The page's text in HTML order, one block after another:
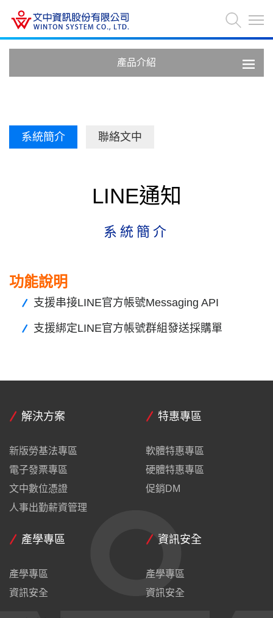
產品介紹
系統簡介 聯絡文中
LINE通知
系統簡介
功能說明
支援串接LINE官方帳號Messaging API
支援綁定LINE官方帳號群組發送採購單
解決方案
新版勞基法專區
電子發票專區
文中數位憑證
人事出勤薪資管理
特惠專區
軟體特惠專區
硬體特惠專區
促銷DM
產學專區
產學專區
資訊安全
資訊安全
產學專區
資訊安全